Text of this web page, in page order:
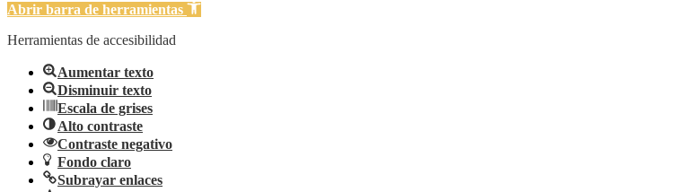
Abrir barra de herramientas
Herramientas de accesibilidad
Aumentar texto
Disminuir texto
Escala de grises
Alto contraste
Contraste negativo
Fondo claro
Subrayar enlaces